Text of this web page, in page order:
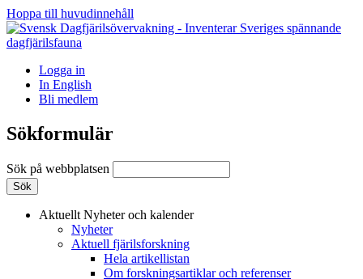
Hoppa till huvudinnehåll
Logga in
In English
Bli medlem
Sökformulär
Sök på webbplatsen
Aktuellt Nyheter och kalender
Nyheter
Aktuell fjärilsforskning
Hela artikellistan
Om forskningsartiklar och referenser